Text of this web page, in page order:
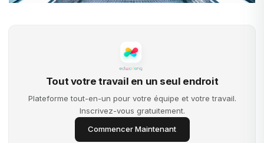
Tout votre travail en un seul endroit
Plateforme tout-en-un pour votre équipe et votre travail.
Inscrivez-vous gratuitement.
Commencer Maintenant